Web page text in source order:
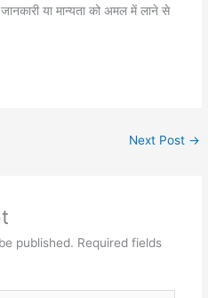
या मान्यता को अमल में लाने से
Next Post →
published. Required fields